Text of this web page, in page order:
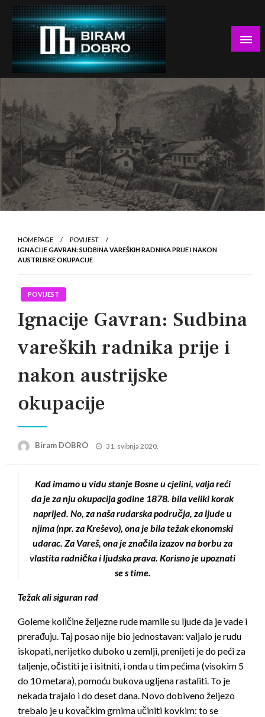
Skip
content
Biram DOBRO
… jer BUDUĆNOST nema drugo IME!
HOMEPAGE
POVIJEST
IGNACIJE GAVRAN: SUDBINA VAREŠKIH RADNIKA PRIJE I NAKON
AUSTRIJSKE OKUPACIJE
POVIJEST
Ignacije Gavran: Sudbina
vareških radnika prije i
nakon austrijske
okupacije
Biram DOBRO
Posted
31. svibnja 2020.
Kad imamo u vidu stanje Bosne u cjelini, valja reći
da je za nju okupacija godine 1878. bila veliki korak
naprijed. No, za naša rudarska područja, za ljude u
njima (npr. za Kreševo), ona je bila težak ekonomski
udarac. Za Vareš, ona je značila izazov na borbu za
vlastita radnička i ljudska prava. Korisno je upoznati
se s time.
Težak ali siguran rad
Goleme količine željezne rude mamile su ljude da je vade i
prerađuju. Taj posao nije bio jednostavan: valjalo je rudu
iskopati, nerijetko duboko u zemlji, prenijeti je do peći za
taljenje, očistiti je i isitniti, i onda u tim pećima (visokim 5
do 10 metara), pomoću bukova ugljena rastaliti. To je
nekada trajalo i do deset dana. Novo dobiveno željezo
trebalo je u kovačkim grnima učiniti kovkim: to se